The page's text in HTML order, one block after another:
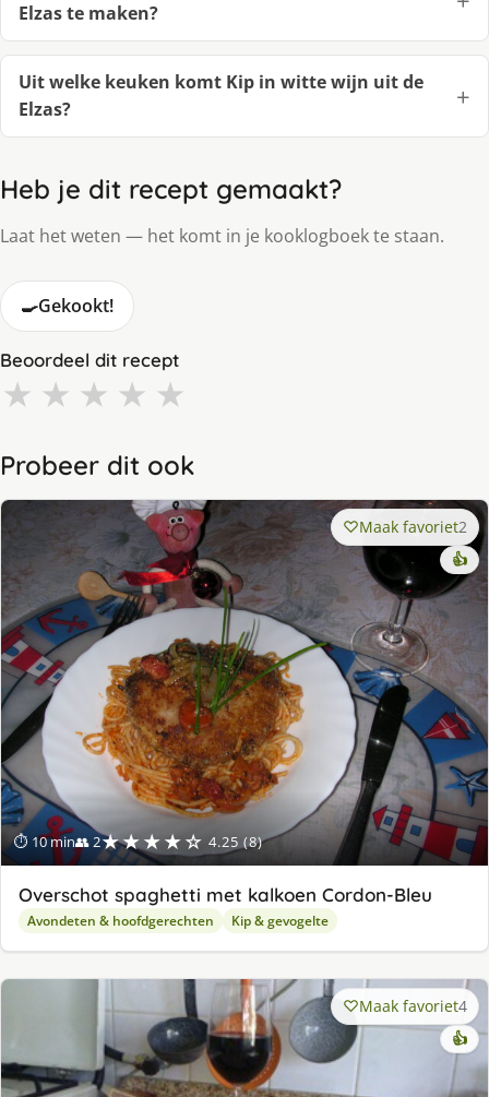
Elzas te maken?
Uit welke keuken komt Kip in witte wijn uit de
Elzas?
Heb je dit recept gemaakt?
Laat het weten — het komt in je kooklogboek te staan.
🍳Gekookt!
Beoordeel dit recept
★ ★ ★ ★ ★
Probeer dit ook
⏱ 10 min👥 2★★★★☆ 4.25 (8)
Maak favoriet2
👍
Overschot spaghetti met kalkoen Cordon-Bleu
Avondeten & hoofdgerechten Kip & gevogelte
Maak favoriet4
👍